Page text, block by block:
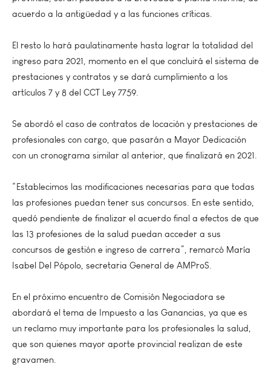
acuerdo a la antigüedad y a las funciones críticas.
El resto lo hará paulatinamente hasta lograr la totalidad del
ingreso para 2021, momento en el que concluirá el sistema de
prestaciones y contratos y se dará cumplimiento a los
artículos 7 y 8 del CCT Ley 7759.
Se abordó el caso de contratos de locación y prestaciones de
profesionales con cargo, que pasarán a Mayor Dedicación
con un cronograma similar al anterior, que finalizará en 2021.
“Establecimos las modificaciones necesarias para que todas
las profesiones puedan tener sus concursos. En este sentido,
quedó pendiente de finalizar el acuerdo final a efectos de que
las 13 profesiones de la salud puedan acceder a sus
concursos de gestión e ingreso de carrera”, remarcó María
Isabel Del Pópolo, secretaria General de AMProS.
En el próximo encuentro de Comisión Negociadora se
abordará el tema de Impuesto a las Ganancias, ya que es
un reclamo muy importante para los profesionales la salud,
que son quienes mayor aporte provincial realizan de este
gravamen.